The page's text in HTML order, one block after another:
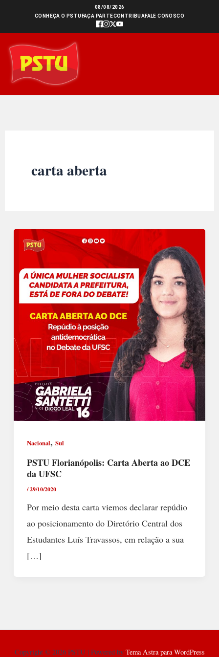
conteúdo
08/08/2026
CONHEÇA O PSTU FAÇA PARTECONTRIBUAFALE CONOSCO
carta aberta
Nacional, Sul
PSTU Florianópolis: Carta Aberta ao DCE
da UFSC
/29/10/2020
Por meio desta carta viemos declarar repúdio
ao posicionamento do Diretório Central dos
Estudantes Luís Travassos, em relação a sua
[…]
Copyright © 2026 PSTU | Powered by Tema Astra para WordPress